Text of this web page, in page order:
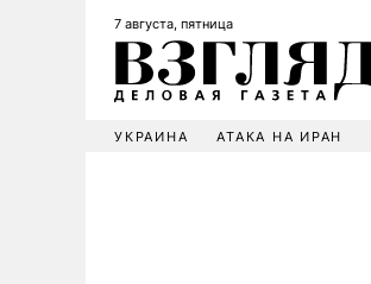
7 августа, пятница
УКРАИНА АТАКА НА ИРАН